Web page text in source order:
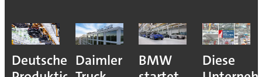
Deutsche Daimler
BMW
Diese